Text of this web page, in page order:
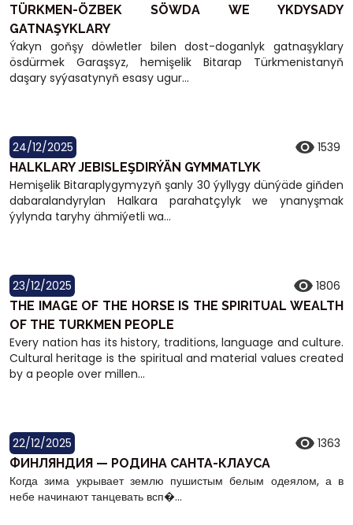
TÜRKMEN-ÖZBEK SÖWDA WE YKDYSADY
GATNAŞYKLARY
Ýakyn goňşy döwletler bilen dost-doganlyk gatnaşyklary
ösdürmek Garaşsyz, hemişelik Bitarap Türkmenistanyň
daşary syýasatynyň esasy ugur...
24/12/2025 1539
HALKLARY JEBISLEŞDIRÝÄN GYMMATLYK
Hemişelik Bitaraplygymyzyň şanly 30 ýyllygy dünýäde giňden
dabaralandyrylan Halkara parahatçylyk we ynanyşmak
ýylynda taryhy ähmiýetli wa...
23/12/2025 1806
THE IMAGE OF THE HORSE IS THE SPIRITUAL WEALTH
OF THE TURKMEN PEOPLE
Every nation has its history, traditions, language and culture.
Cultural heritage is the spiritual and material values created
by a people over millen...
22/12/2025 1363
ФИНЛЯНДИЯ — РОДИНА САНТА-КЛАУСА
Когда зима укрывает землю пушистым белым одеялом, а в
небе начинают танцевать всп�...